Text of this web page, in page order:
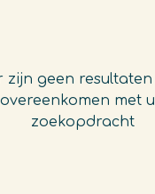
zijn geen resultaten
overeenkomen met
zoekopdracht